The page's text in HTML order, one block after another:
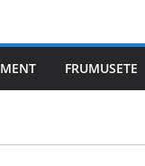
FRUMUSETE